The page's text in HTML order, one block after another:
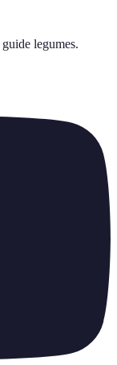
guide legumes.